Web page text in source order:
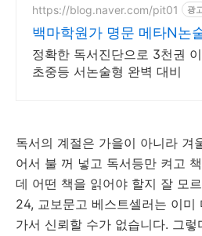
https://blog.naver.com/pit01 광
백마학원가 명문 메타N논
정확한 독서진단으로 3천권
초중등 서논술형 완벽 대비
독서의 계절은 가을이 아니라 겨
어서 불 꺼 넣고 독서등만 켜고
데 어떤 책을 읽어야 할지 잘 모
24, 교보문고 베스트셀러는 이미
가서 신뢰할 수가 없습니다. 그